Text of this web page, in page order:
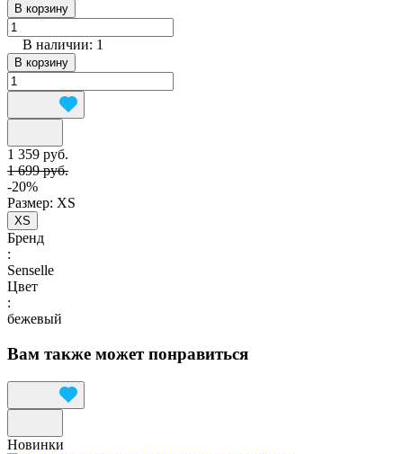
В корзину
В наличии: 1
В корзину
1 359 руб.
1 699 руб.
-20%
Размер: XS
XS
Бренд
:
Senselle
Цвет
:
бежевый
Вам также может понравиться
Новинки